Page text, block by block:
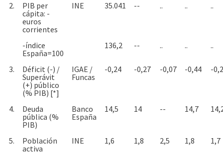
2.
PIB per
cápita: -
euros
corrientes
INE 35.041 -- .. .. ..
-índice
España=100
136,2 -- .. .. ..
3.
Déficit (-) /
Superávit
(+) público
(% PIB) [*]
IGAE /
Funcas
-0,24 -0,27 -0,07 -0,44 -
4.
Deuda
pública (%
PIB)
Banco
España
14,5 14 -- 14,7
5.
Población
activa
INE 1,6 1,8 2,5 1,8 1,7